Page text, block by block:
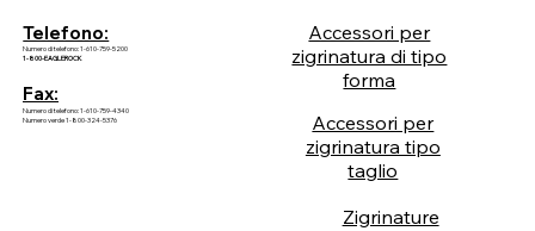
Telefono:
Numero di telefono: 1-610-759-5200
1-800-EAGLEROCK
Fax:
Numero di telefono: 1-610-759-4340
Numero verde 1-800-324-5376
Accessori per
zigrinatura di tipo
forma
Accessori per
zigrinatura tipo
taglio
Zigrinature